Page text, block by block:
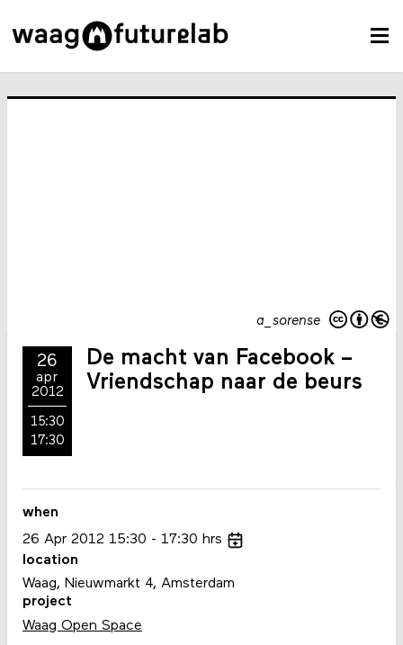
a_sorense
26
apr
2012
15:30
17:30
De macht van Facebook –
Vriendschap naar de beurs
when
26 Apr 2012 15:30 17:30 hrs
location
Waag, Nieuwmarkt 4, Amsterdam
project
Waag Open Space